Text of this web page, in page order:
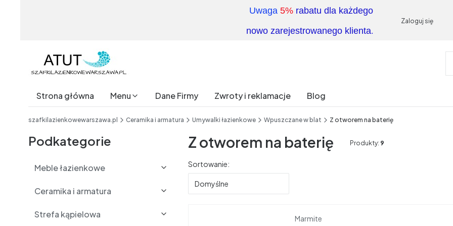
Uwaga 5% rabatu dla każdego
nowo zarejestrowanego klienta.
Zaloguj się
Strona główna Menu Dane Firmy Zwroty i reklamacje
Blog
szafkilazienkowewarszawa.pl Ceramika i armatura Umywalki łazienkowe Wpuszczane w blat Z otworem na baterię
Podkategorie
Meble łazienkowe
Ceramika i armatura
Strefa kąpielowa
Z otworem na baterię Produkty: 9
Lista produktów
Sortowanie:
Domyślne
Producent
Marmite